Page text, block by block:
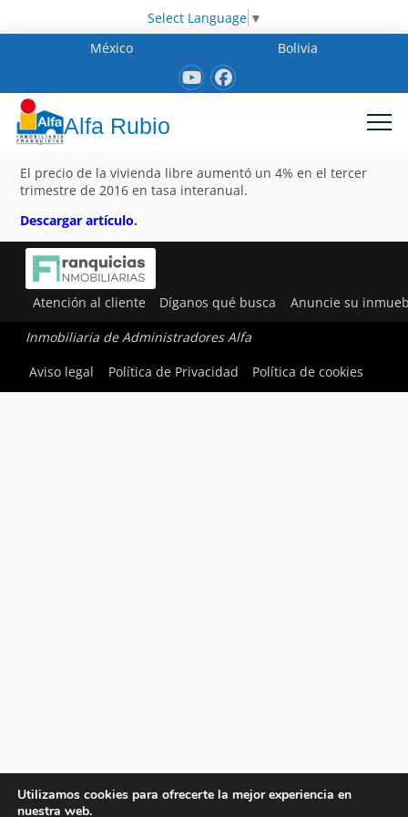
Select Language ▼
México
Bolivia
Alfa Rubio
El precio de la vivienda libre aumentó un 4% en el tercer
trimestre de 2016 en tasa interanual.
Descargar artículo.
Atención al cliente Díganos qué busca Anuncie su
Inmobiliaria de Administradores Alfa
Aviso legal
Política de Privacidad Política de cookies
Utilizamos cookies para ofrecerte la mejor experiencia en
nuestra web.